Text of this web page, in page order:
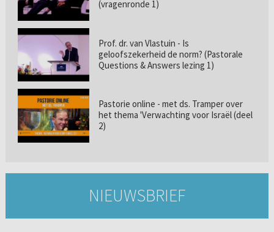
(vragenronde 1)
Prof. dr. van Vlastuin - Is
geloofszekerheid de norm? (Pastorale
Questions & Answers lezing 1)
Pastorie online - met ds. Tramper over
het thema 'Verwachting voor Israël (deel
2)
NIEUWSBRIEF